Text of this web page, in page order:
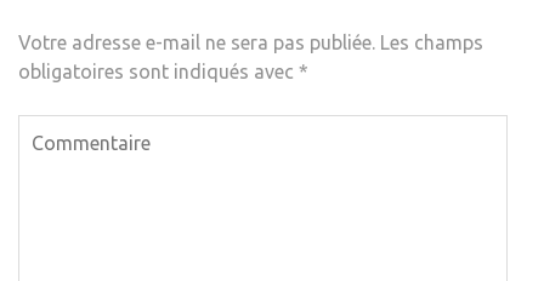
Votre adresse e-mail ne sera pas publiée. Les champs
obligatoires sont indiqués avec *